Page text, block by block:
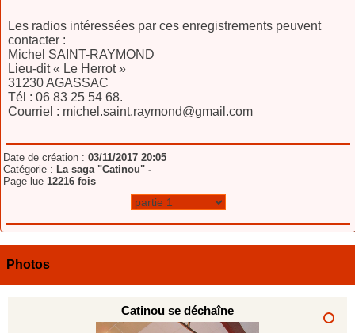
Les radios intéressées par ces enregistrements peuvent
contacter :
Michel SAINT-RAYMOND
Lieu-dit « Le Herrot »
31230 AGASSAC
Tél : 06 83 25 54 68.
Courriel : michel.saint.raymond@gmail.com
Date de création :03/11/2017 20:05
Catégorie :La saga "Catinou" -
Page lue 12216 fois
Photos
Catinou se déchaîne